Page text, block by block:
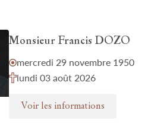
Monsieur Francis DOZO
mercredi 29 novembre 1950
lundi 03 août 2026
Voir les informations